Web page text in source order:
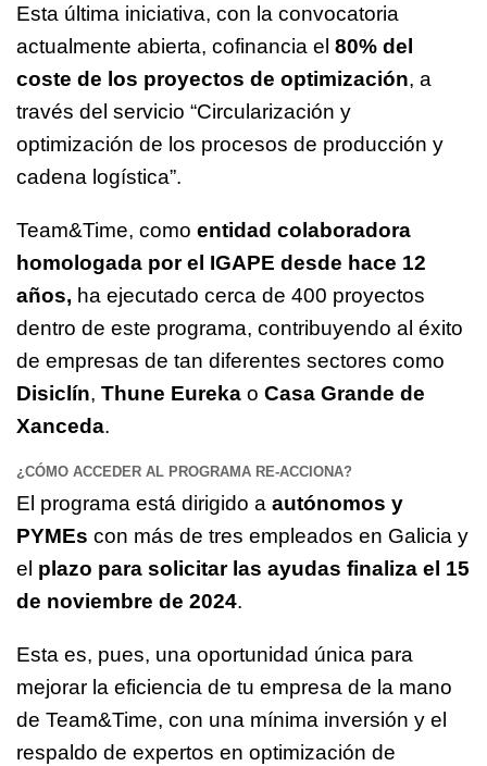
Esta última iniciativa, con la convocatoria
actualmente abierta, cofinancia el 80% del
coste de los proyectos de optimización, a
través del servicio “Circularización y
optimización de los procesos de producción y
cadena logística”.
Team&Time, como entidad colaboradora
homologada por el IGAPE desde hace 12
años, ha ejecutado cerca de 400 proyectos
dentro de este programa, contribuyendo al éxito
de empresas de tan diferentes sectores como
Disiclín, Thune Eureka o Casa Grande de
Xanceda.
¿CÓMO ACCEDER AL PROGRAMA RE-ACCIONA?
El programa está dirigido a autónomos y
PYMEs con más de tres empleados en Galicia y
el plazo para solicitar las ayudas finaliza el 15
de noviembre de 2024.
Esta es, pues, una oportunidad única para
mejorar la eficiencia de tu empresa de la mano
de Team&Time, con una mínima inversión y el
respaldo de expertos en optimización de